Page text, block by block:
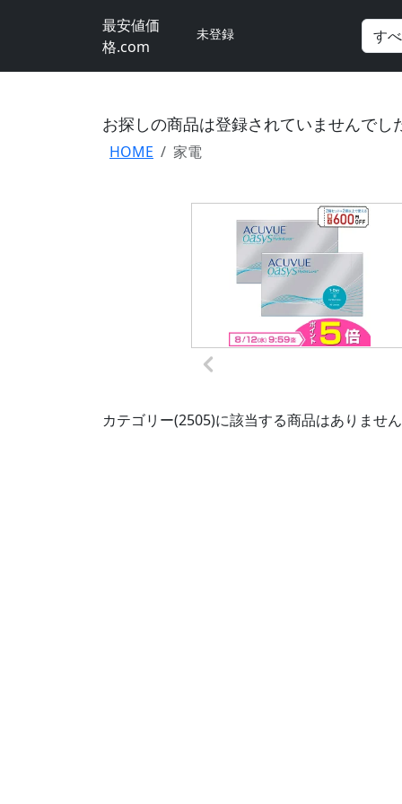
最安値価
格.com
未登録
お探しの商品は登録されていませんでし
HOME 家電
カテゴリー(2505)に該当する商品はありませ